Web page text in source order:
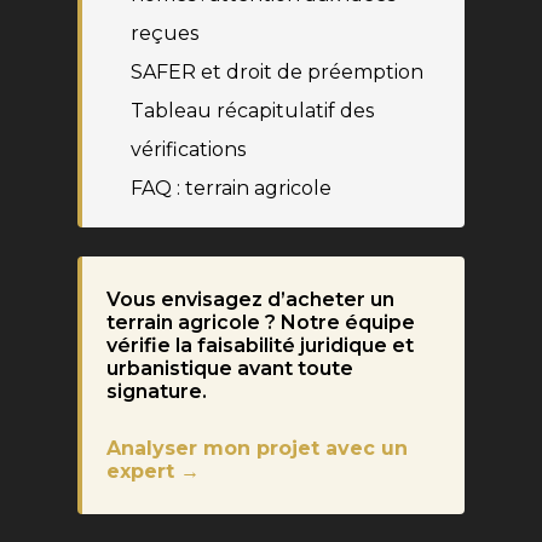
reçues
SAFER et droit de préemption
Tableau récapitulatif des
vérifications
FAQ : terrain agricole
Vous envisagez d’acheter un
terrain agricole ? Notre équipe
vérifie la faisabilité juridique et
urbanistique avant toute
signature.
Analyser mon projet avec un
expert →